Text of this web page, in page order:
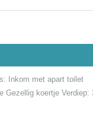
Inkom met apart toilet
Gezellig koertje Verdiep: